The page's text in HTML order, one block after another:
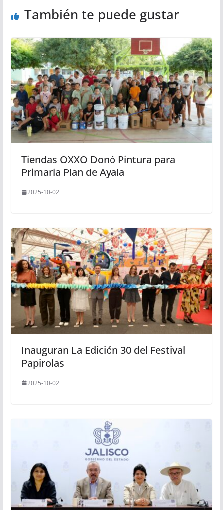
También te puede gustar
Tiendas OXXO Donó Pintura para
Primaria Plan de Ayala
2025-10-02
Inauguran La Edición 30 del Festival
Papirolas
2025-10-02